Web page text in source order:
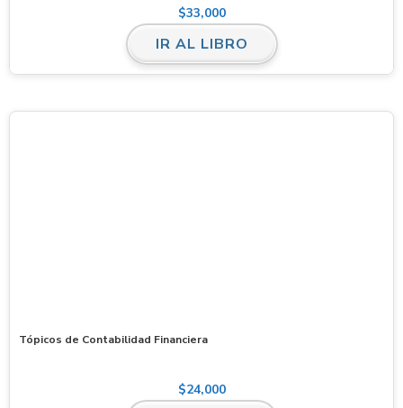
$33,000
IR AL LIBRO
Tópicos de Contabilidad Financiera
$24,000